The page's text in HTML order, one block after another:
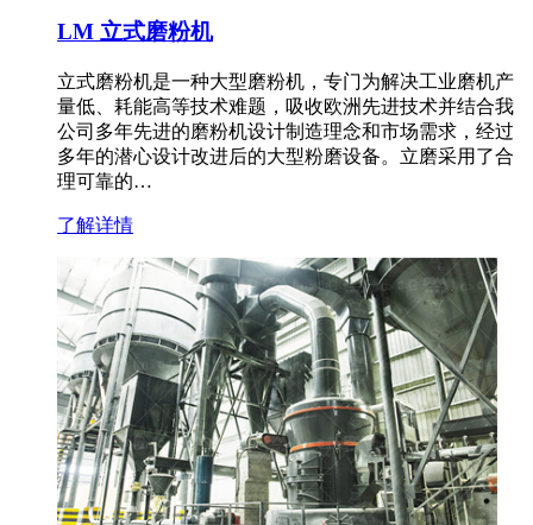
LM 立式磨粉机
立式磨粉机是一种大型磨粉机，专门为解决工业磨机产
量低、耗能高等技术难题，吸收欧洲先进技术并结合我
公司多年先进的磨粉机设计制造理念和市场需求，经过
多年的潜心设计改进后的大型粉磨设备。立磨采用了合
理可靠的…
了解详情